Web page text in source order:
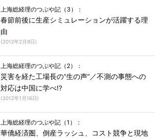
上海総経理のつぶや記（3）：
春節前後に生産シミュレーションが活躍する理
由
(2012年2月9日)
上海総経理のつぶや記（2）：
災害を経た工場長の“生の声”／不測の事態への
対応は中国に学べ!?
(2012年1月16日)
上海総経理のつぶや記（1）：
華僑経済圏、倒産ラッシュ、コスト競争と現地